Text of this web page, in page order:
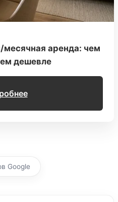
месячная аренда: чем
дешевле
Google